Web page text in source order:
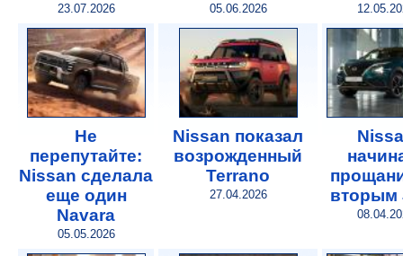
23.07.2026 05.06.2026
Не
перепутайте:
Nissan сделала
еще один
Navara
05.05.2026
Nissan показал
возрожденный
Terrano
27.04.2026
вторым